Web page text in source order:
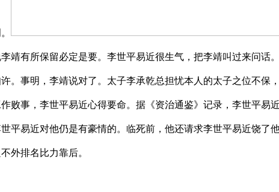
靖有所保留必定是要。李世平易近很生气，把李靖叫过来问话
。事明，李靖说对了。太子李承乾总担忧本人的太子之位不保
败事，李世平易近心得要命。据《资治通鉴》记录，李世平易
平易近对他仍是有豪情的。临死前，他还请求李世平易近饶了
外排名比力靠后。